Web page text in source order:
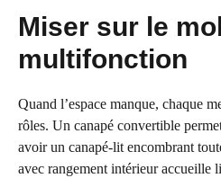
Miser sur le
multifonction
Quand l’espace manque, chaque
rôles. Un canapé convertible
avoir un canapé-lit encombrant
avec rangement intérieur accueille